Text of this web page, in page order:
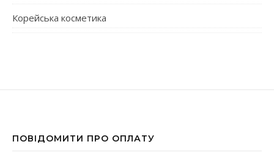
Корейська косметика
ПОВІДОМИТИ ПРО ОПЛАТУ